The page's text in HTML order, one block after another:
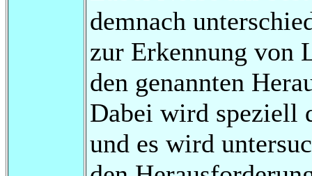
demnach
zur Erkennung von
den genannten
Dabei wird speziell
und es wird